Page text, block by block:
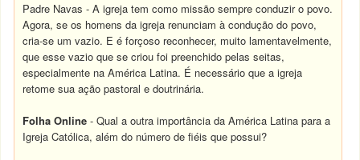
Padre Navas - A igreja tem como missão sempre conduzir o povo.
Agora, se os homens da igreja renunciam à condução do povo,
cria-se um vazio. E é forçoso reconhecer, muito lamentavelmente,
que esse vazio que se criou foi preenchido pelas seitas,
especialmente na América Latina. É necessário que a igreja
retome sua ação pastoral e doutrinária.
Folha Online - Qual a outra importância da América Latina para a
Igreja Católica, além do número de fiéis que possui?